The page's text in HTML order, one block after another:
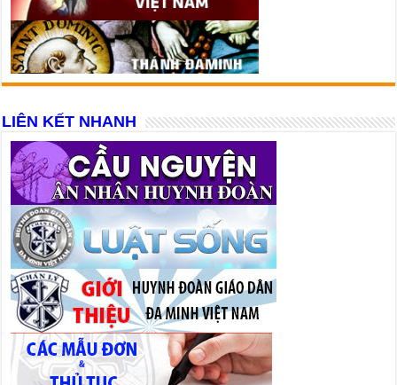
LIÊN KẾT NHANH